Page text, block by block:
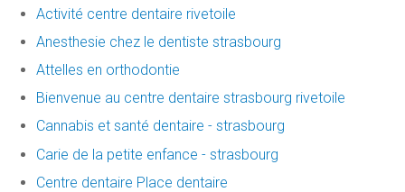
Activité centre dentaire rivetoile
Anesthesie chez le dentiste strasbourg
Attelles en orthodontie
Bienvenue au centre dentaire strasbourg rivetoile
Cannabis et santé dentaire - strasbourg
Carie de la petite enfance - strasbourg
Centre dentaire Place dentaire